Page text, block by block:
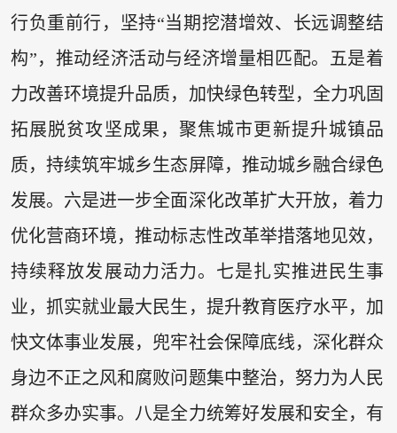
行负重前行，坚持“当期挖潜增效、长远调整结
构”，推动经济活动与经济增量相匹配。五是着
力改善环境提升品质，加快绿色转型，全力巩固
拓展脱贫攻坚成果，聚焦城市更新提升城镇品
质，持续筑牢城乡生态屏障，推动城乡融合绿色
发展。六是进一步全面深化改革扩大开放，着力
优化营商环境，推动标志性改革举措落地见效，
持续释放发展动力活力。七是扎实推进民生事
业，抓实就业最大民生，提升教育医疗水平，加
快文体事业发展，兜牢社会保障底线，深化群众
身边不正之风和腐败问题集中整治，努力为人民
群众多办实事。八是全力统筹好发展和安全，有